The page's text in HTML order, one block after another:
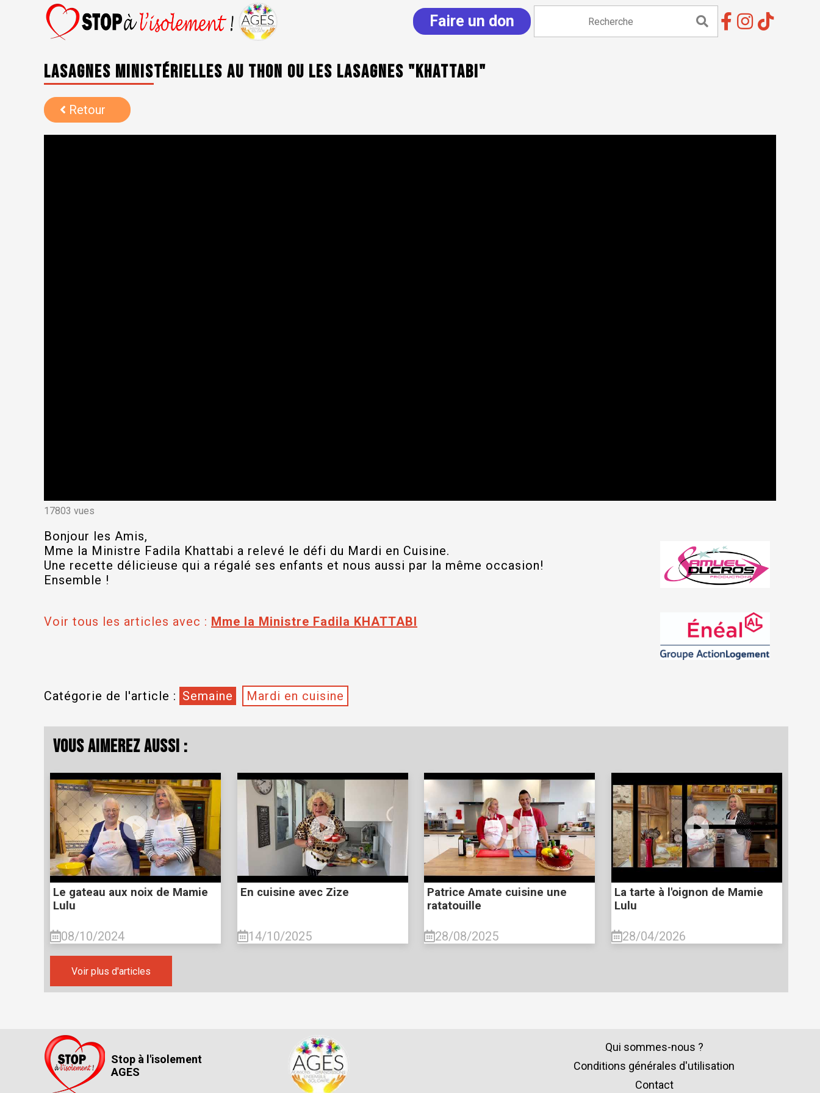
Faire un don
Lasagnes ministérielles au thon ou les lasagnes "Khattabi"
Retour
17803 vues
Bonjour les Amis,
Mme la Ministre Fadila Khattabi a relevé le défi du Mardi en Cuisine.
Une recette délicieuse qui a régalé ses enfants et nous aussi par la même occasion!
Ensemble !
Voir tous les articles avec : Mme la Ministre Fadila KHATTABI
Catégorie de l'article : Semaine Mardi en cuisine
Vous aimerez aussi :
Le gateau aux noix de Mamie
Lulu
08/10/2024
En cuisine avec Zize
14/10/2025
Patrice Amate cuisine une
ratatouille
28/08/2025
La tarte à l'oignon de Mamie
Lulu
28/04/2026
Voir plus d'articles
Stop à l'isolement
AGES
Qui sommes-nous ?
Conditions générales d'utilisation
Contact